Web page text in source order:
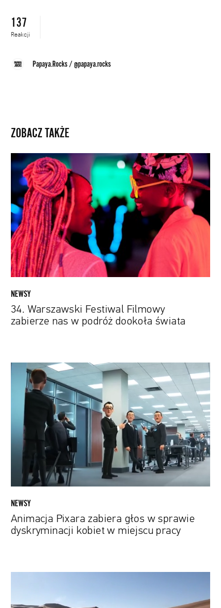
137
Reakcji
Papaya.Rocks /@papaya.rocks
ZOBACZ TAKŻE
34.
Warszawski
Festiwal
Filmowy
zabierze
nas
w
podróż
dookoła
świata
NEWSY
34. Warszawski Festiwal Filmowy
zabierze nas w podróż dookoła świata
Animacja
zabiera
sprawie
dyskryminacji
kobiet
miejscu
pracy
NEWSY
Animacja Pixara zabiera głos w sprawie
dyskryminacji kobiet w miejscu pracy